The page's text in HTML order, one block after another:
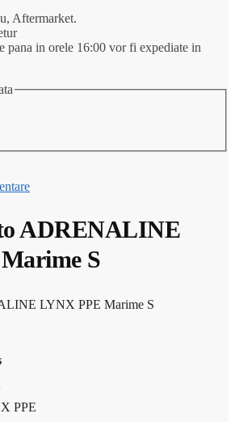
Aftermarket.
pana in orele 16:00 vor fi expediate in
ADRENALINE
S
LYNX PPE Marime S
PPE